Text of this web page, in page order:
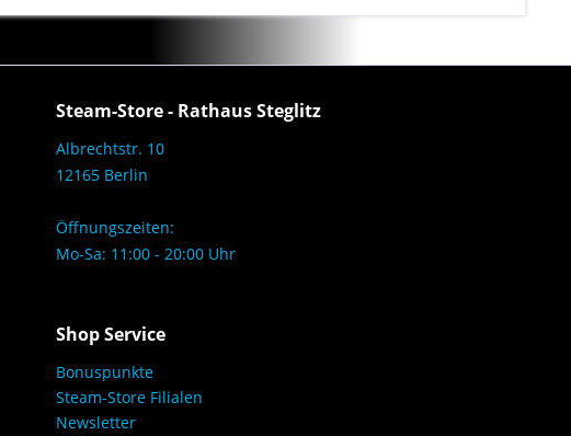
Steam-Store - Rathaus Steglitz
Albrechtstr. 10
12165 Berlin
Öffnungszeiten:
Mo-Sa: 11:00 - 20:00 Uhr
Shop Service
Bonuspunkte
Steam-Store Filialen
Newsletter